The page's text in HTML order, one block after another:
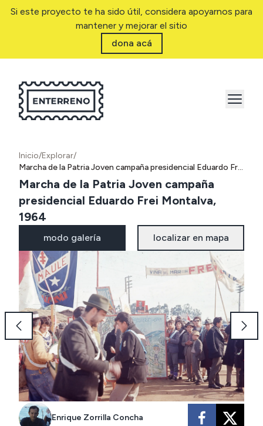
Si este proyecto te ha sido útil, considera apoyarnos para
mantener y mejorar el sitio
dona acá
Inicio/Explorar/
Marcha de la Patria Joven campaña presidencial Eduardo Frei Montalva, 1964
Marcha de la Patria Joven campaña
presidencial Eduardo Frei Montalva,
1964
modo galería localizar en mapa
Enrique Zorrilla Concha